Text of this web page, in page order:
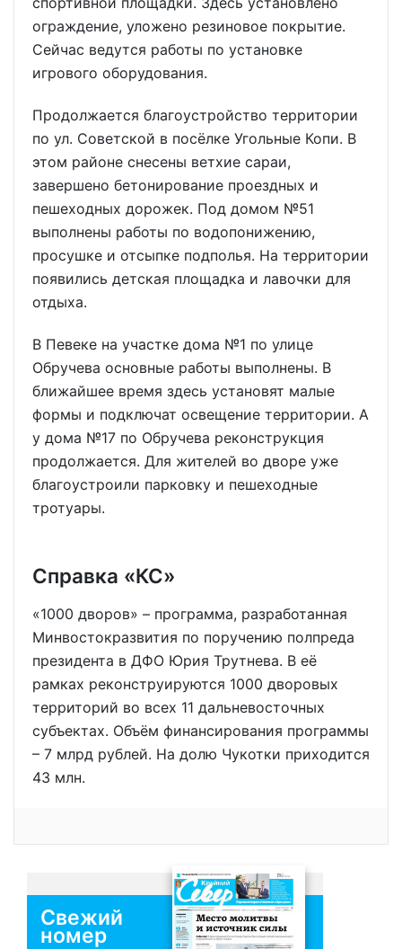
ограждение, уложено резиновое покрытие.
Сейчас ведутся работы по установке
игрового оборудования.
Продолжается благоустройство территории
по ул. Советской в посёлке Угольные Копи. В
этом районе снесены ветхие сараи,
завершено бетонирование проездных и
пешеходных дорожек. Под домом №51
выполнены работы по водопонижению,
просушке и отсыпке подполья. На территории
появились детская площадка и лавочки для
отдыха.
В Певеке на участке дома №1 по улице
Обручева основные работы выполнены. В
ближайшее время здесь установят малые
формы и подключат освещение территории. А
у дома №17 по Обручева реконструкция
продолжается. Для жителей во дворе уже
благоустроили парковку и пешеходные
тротуары.
Справка «КС»
«1000 дворов» – программа, разработанная
Минвостокразвития по поручению полпреда
президента в ДФО Юрия Трутнева. В её
рамках реконструируются 1000 дворовых
территорий во всех 11 дальневосточных
субъектах. Объём финансирования программы
– 7 млрд рублей. На долю Чукотки приходится
43 млн.
Свежий
номер